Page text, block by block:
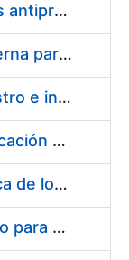
Suministro de gafas graduadas antiproyecciones para los trabajadores de la FNMT-RCM en los centros de trabajo de Madrid y Burgos
Servicios de una empresa externa para el asesoramiento y resolución de los recursos de alzada que se presentan relacionados con procesos de selección para la FNMT-RCM
Acuerdo marco para el suministro e instalación de persianas, estores y otros complementos
Servicio de Calibración y Verificación Externa de los Equipos de Medición del Servicio de Prevención de la FNMT-RCM
Conexión mediante Fibra Óptica de los Centros de Proceso de Datos (CPDs) de las sedes de la FNMT-RCM de Burgos y Madrid
Contratación de acuerdo marco para el Suministro de Material de Electricidad para la Fábrica Nacional de Moneda y Timbre-Real Casa de la Moneda en su centro de trabajo de Burgos